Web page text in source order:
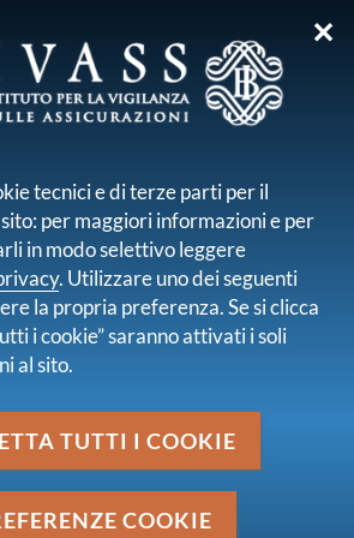
Ultimo aggiornamento 13 febbraio 2025
✕
tecnici e di terze parti per il
per maggiori informazioni e per
in modo selettivo leggere
. Utilizzare uno dei seguenti
la propria preferenza. Se si clicca
i cookie” saranno attivati i soli
al sito.
TUTTI I COOKIE
COOKIE